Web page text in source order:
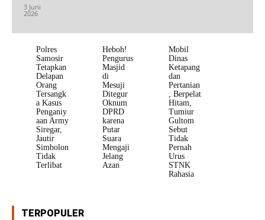
3 Juni
2026
Polres
Samosir
Tetapkan
Delapan
Orang
Tersangk
a Kasus
Penganiy
aan Army
Siregar,
Jautir
Simbolon
Tidak
Terlibat
Heboh!
Pengurus
Masjid
di
Mesuji
Ditegur
Oknum
DPRD
karena
Putar
Suara
Mengaji
Jelang
Azan
Mobil
Dinas
Ketapang
dan
Pertanian
, Berpelat
Hitam,
Tumiur
Gultom
Sebut
Tidak
Pernah
Urus
STNK
Rahasia
TERPOPULER